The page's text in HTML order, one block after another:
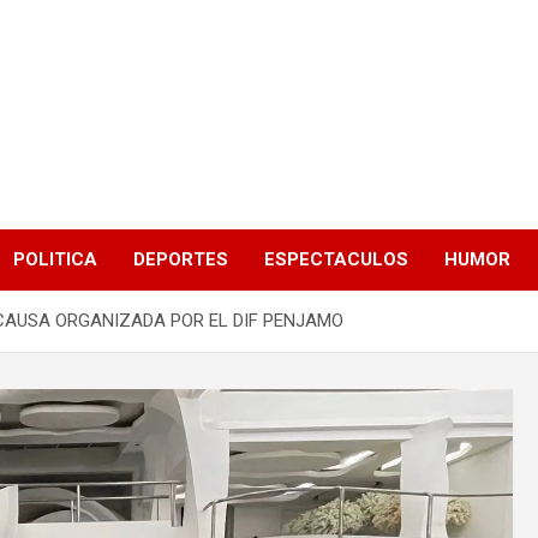
POLITICA DEPORTES ESPECTACULOS HUMOR
ORGANIZADA POR EL DIF PENJAMO